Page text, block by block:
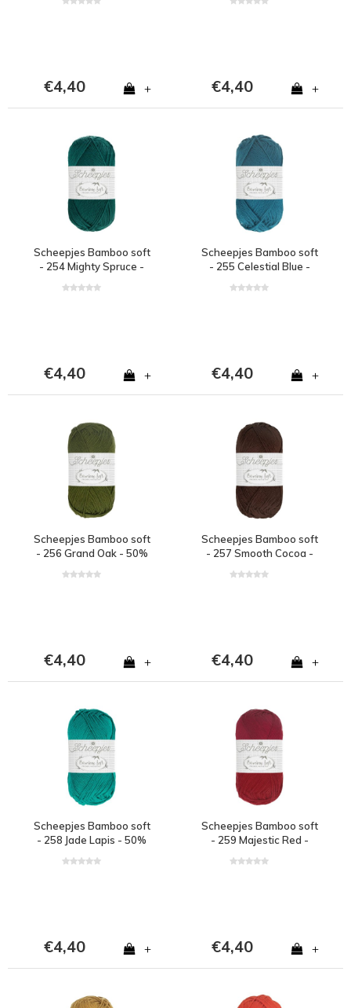
- Paars
€4,40 +
- Blauw
€4,40 +
Scheepjes Bamboo soft
- 254 Mighty Spruce -
katoen - Groen
€4,40 +
Scheepjes Bamboo soft
- 255 Celestial Blue -
katoen - Blauw
€4,40 +
Scheepjes Bamboo soft
- 256 Grand Oak - 50%
- Groen
€4,40 +
Scheepjes Bamboo soft
- 257 Smooth Cocoa -
katoen - Bruin
€4,40 +
Scheepjes Bamboo soft
- 258 Jade Lapis - 50%
- Groen
€4,40 +
Scheepjes Bamboo soft
- 259 Majestic Red -
katoen - Rood
€4,40 +